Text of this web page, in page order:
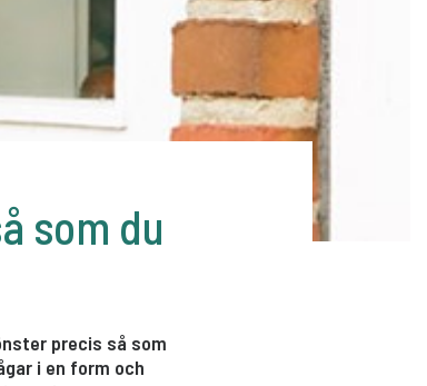
som du
precis så som
i en form och